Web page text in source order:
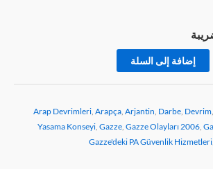
إضافة إلى السلة
Arap Devrimleri, Arapça, Arjantin, Darbe, Devrim,
Yasama Konseyi, Gazze, Gazze Olayları 2006,
Gazze'deki PA Güvenlik Hizmetleri,